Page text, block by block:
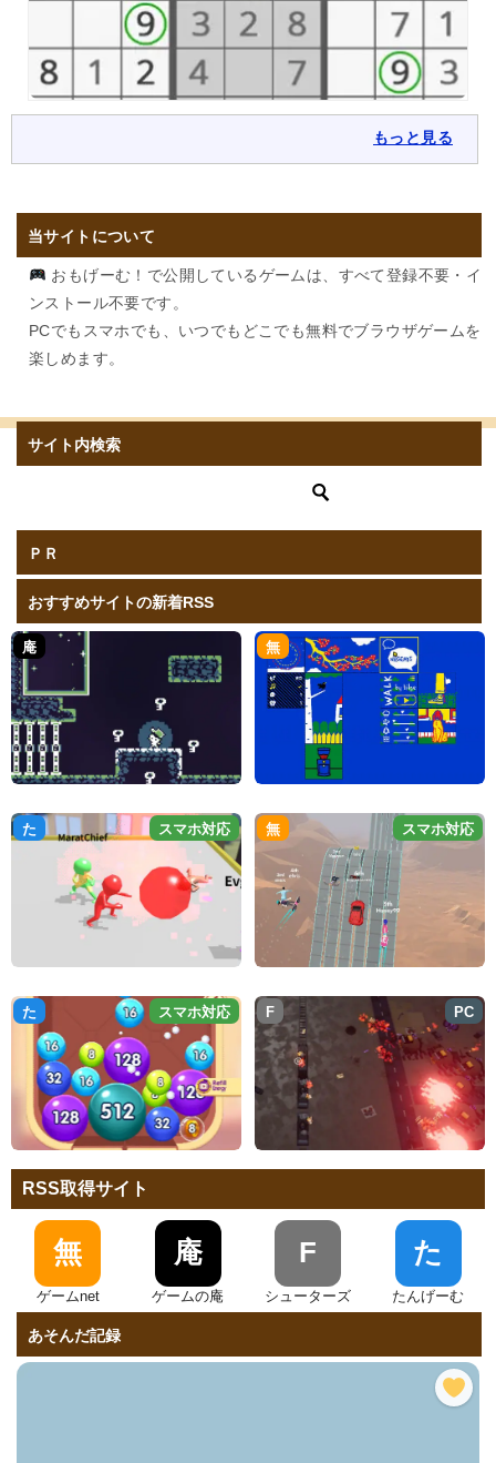
もっと見る
当サイトについて
おもげーむ！で公開しているゲームは、すべて登録不要・イ
ンストール不要です。
PCでもスマホでも、いつでもどこでも無料でブラウザゲームを
楽しめます。
サイト内検索
ＰＲ
おすすめサイトの新着RSS
庵 無
た スマホ対応 無 スマホ対応
た スマホ対応 F PC
RSS取得サイト
無
ゲームnet
庵
ゲームの庵
F
シューターズ
た
たんげーむ
あそんだ記録